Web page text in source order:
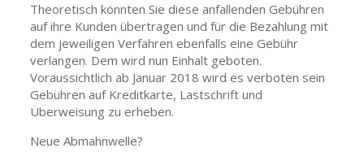
Theoretisch könnten Sie diese anfallenden Gebühren
auf ihre Kunden übertragen und für die Bezahlung mit
dem jeweiligen Verfahren ebenfalls eine Gebühr
verlangen. Dem wird nun Einhalt geboten.
Voraussichtlich ab Januar 2018 wird es verboten sein
Gebühren auf Kreditkarte, Lastschrift und
Überweisung zu erheben.
Neue Abmahnwelle?